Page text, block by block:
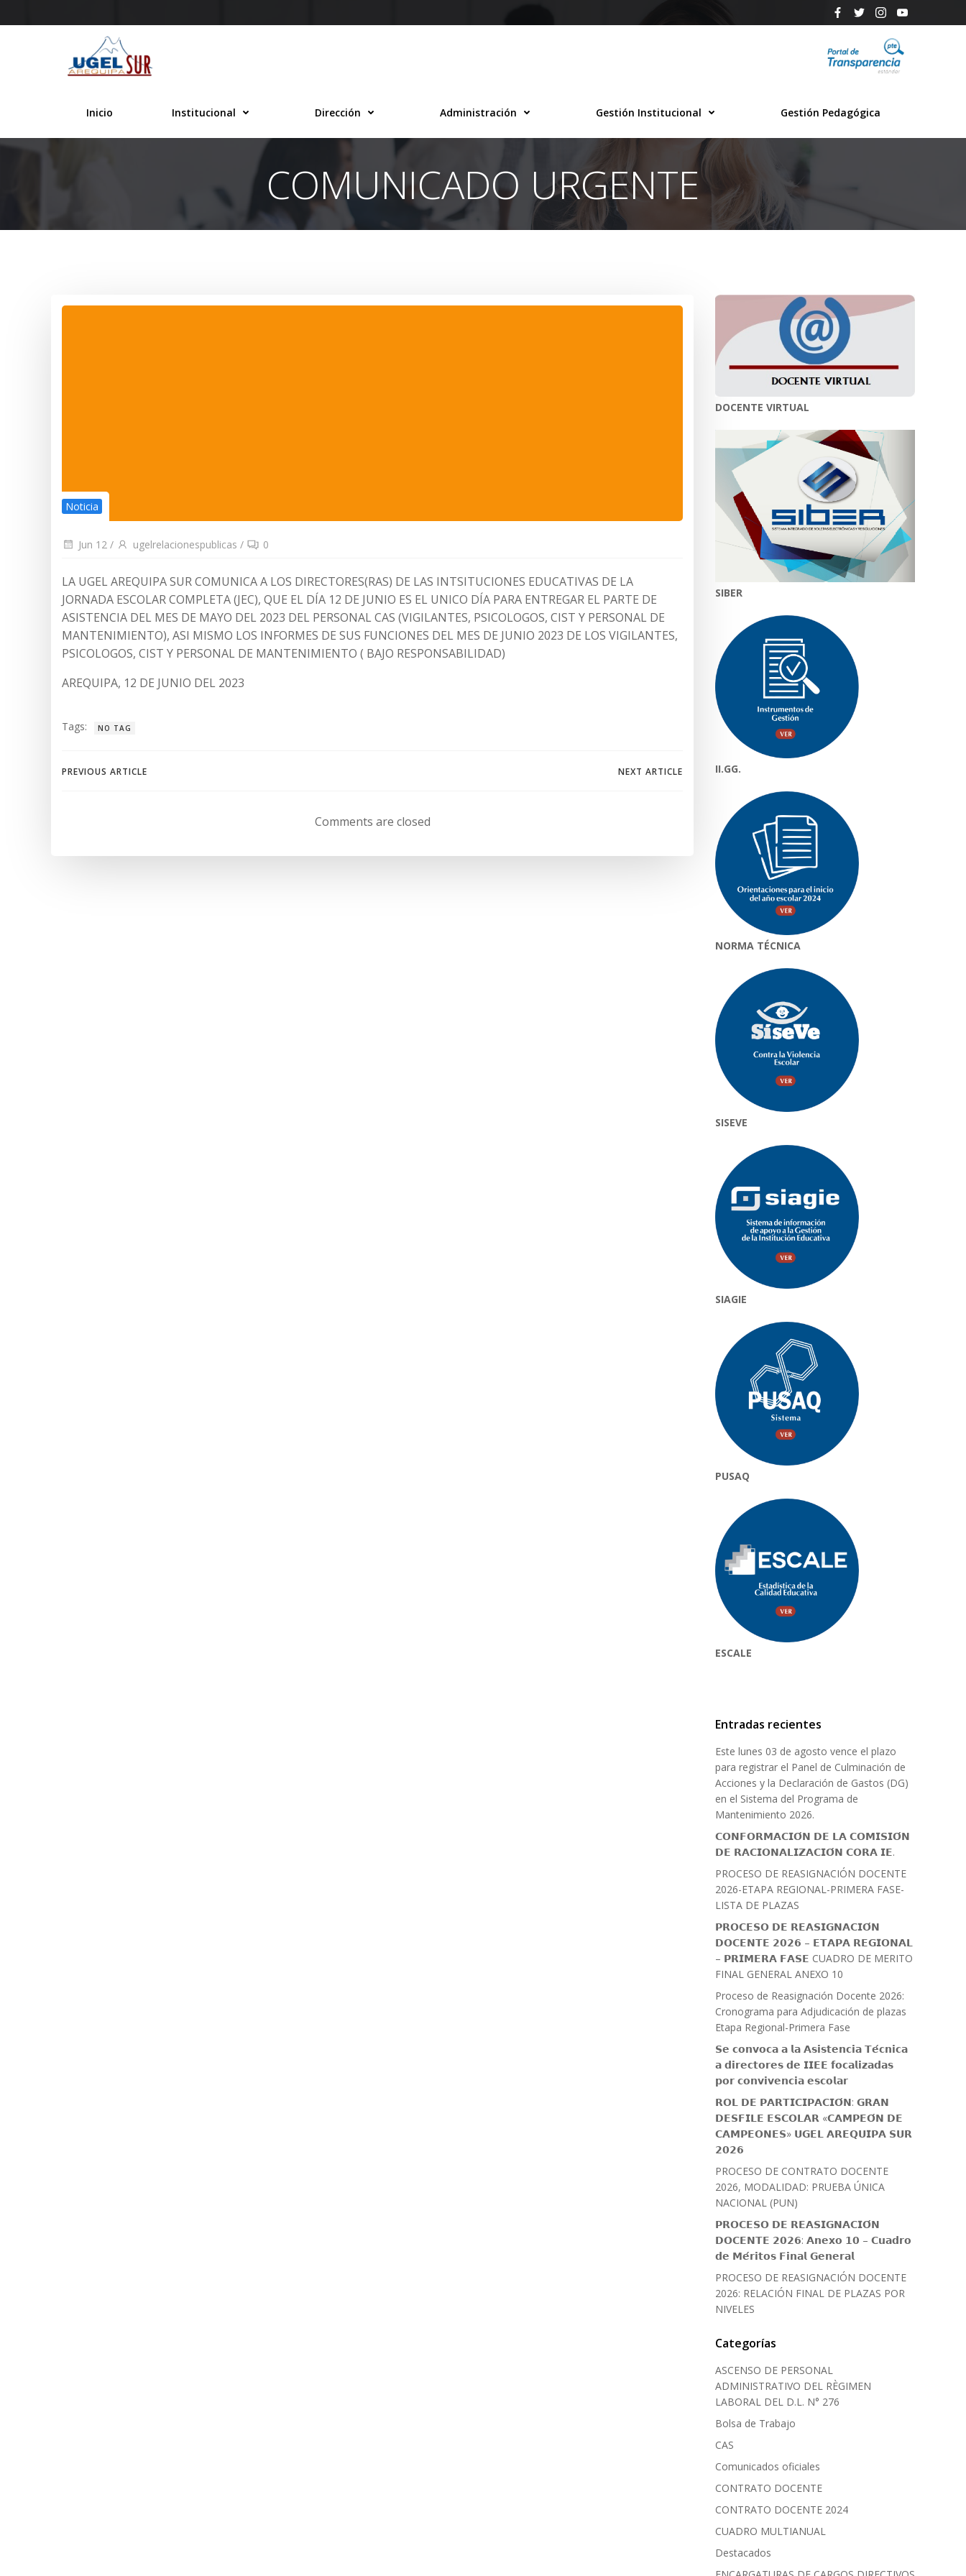
al
Inicio Institucional Dirección Administración Gestión Institucional Gestión Pedagógica
COMUNICADO URGENTE
Noticia
Jun 12 / ugelrelacionespublicas / 0
LA UGEL AREQUIPA SUR COMUNICA A LOS DIRECTORES(RAS) DE LAS INTSITUCIONES EDUCATIVAS DE LA
JORNADA ESCOLAR COMPLETA (JEC), QUE EL DÍA 12 DE JUNIO ES EL UNICO DÍA PARA ENTREGAR EL PARTE DE
ASISTENCIA DEL MES DE MAYO DEL 2023 DEL PERSONAL CAS (VIGILANTES, PSICOLOGOS, CIST Y PERSONAL DE
MANTENIMIENTO), ASI MISMO LOS INFORMES DE SUS FUNCIONES DEL MES DE JUNIO 2023 DE LOS VIGILANTES,
PSICOLOGOS, CIST Y PERSONAL DE MANTENIMIENTO ( BAJO RESPONSABILIDAD)
AREQUIPA, 12 DE JUNIO DEL 2023
Tags: NO TAG
Navegación
entradas
PREVIOUS ARTICLE
de
entradas
NEXT ARTICLE
Comments are closed
DOCENTE VIRTUAL
SIBER
II.GG.
NORMA TÉCNICA
SISEVE
SIAGIE
PUSAQ
ESCALE
Entradas recientes
Este lunes 03 de agosto vence el plazo
para registrar el Panel de Culminación de
Acciones y la Declaración de Gastos (DG)
en el Sistema del Programa de
Mantenimiento 2026.
𝗖𝗢𝗡𝗙𝗢𝗥𝗠𝗔𝗖𝗜𝗢́𝗡 𝗗𝗘 𝗟𝗔 𝗖𝗢𝗠𝗜𝗦𝗜𝗢́𝗡
𝗗𝗘 𝗥𝗔𝗖𝗜𝗢𝗡𝗔𝗟𝗜𝗭𝗔𝗖𝗜𝗢́𝗡 𝗖𝗢𝗥𝗔 𝗜𝗘.
PROCESO DE REASIGNACIÓN DOCENTE
2026-ETAPA REGIONAL-PRIMERA FASE-
LISTA DE PLAZAS
𝗣𝗥𝗢𝗖𝗘𝗦𝗢 𝗗𝗘 𝗥𝗘𝗔𝗦𝗜𝗚𝗡𝗔𝗖𝗜𝗢́𝗡
𝗗𝗢𝗖𝗘𝗡𝗧𝗘 𝟮𝟬𝟮𝟲 – 𝗘𝗧𝗔𝗣𝗔 𝗥𝗘𝗚𝗜𝗢𝗡𝗔𝗟
– 𝗣𝗥𝗜𝗠𝗘𝗥𝗔 𝗙𝗔𝗦𝗘 CUADRO DE MERITO
FINAL GENERAL ANEXO 10
Proceso de Reasignación Docente 2026:
Cronograma para Adjudicación de plazas
Etapa Regional-Primera Fase
𝗦𝗲 𝗰𝗼𝗻𝘃𝗼𝗰𝗮 𝗮 𝗹𝗮 𝗔𝘀𝗶𝘀𝘁𝗲𝗻𝗰𝗶𝗮 𝗧𝗲́𝗰𝗻𝗶𝗰𝗮
𝗮 𝗱𝗶𝗿𝗲𝗰𝘁𝗼𝗿𝗲𝘀 𝗱𝗲 𝗜𝗜𝗘𝗘 𝗳𝗼𝗰𝗮𝗹𝗶𝘇𝗮𝗱𝗮𝘀
𝗽𝗼𝗿 𝗰𝗼𝗻𝘃𝗶𝘃𝗲𝗻𝗰𝗶𝗮 𝗲𝘀𝗰𝗼𝗹𝗮𝗿
𝗥𝗢𝗟 𝗗𝗘 𝗣𝗔𝗥𝗧𝗜𝗖𝗜𝗣𝗔𝗖𝗜𝗢́𝗡: 𝗚𝗥𝗔𝗡
𝗗𝗘𝗦𝗙𝗜𝗟𝗘 𝗘𝗦𝗖𝗢𝗟𝗔𝗥 «𝗖𝗔𝗠𝗣𝗘𝗢́𝗡 𝗗𝗘
𝗖𝗔𝗠𝗣𝗘𝗢𝗡𝗘𝗦» 𝗨𝗚𝗘𝗟 𝗔𝗥𝗘𝗤𝗨𝗜𝗣𝗔 𝗦𝗨𝗥
𝟮𝟬𝟮𝟲
PROCESO DE CONTRATO DOCENTE
2026, MODALIDAD: PRUEBA ÚNICA
NACIONAL (PUN)
𝗣𝗥𝗢𝗖𝗘𝗦𝗢 𝗗𝗘 𝗥𝗘𝗔𝗦𝗜𝗚𝗡𝗔𝗖𝗜𝗢́𝗡
𝗗𝗢𝗖𝗘𝗡𝗧𝗘 𝟮𝟬𝟮𝟲: 𝗔𝗻𝗲𝘅𝗼 𝟭𝟬 – 𝗖𝘂𝗮𝗱𝗿𝗼
𝗱𝗲 𝗠𝗲́𝗿𝗶𝘁𝗼𝘀 𝗙𝗶𝗻𝗮𝗹 𝗚𝗲𝗻𝗲𝗿𝗮𝗹
PROCESO DE REASIGNACIÓN DOCENTE
2026: RELACIÓN FINAL DE PLAZAS POR
NIVELES
Categorías
ASCENSO DE PERSONAL
ADMINISTRATIVO DEL RÈGIMEN
LABORAL DEL D.L. N° 276
Bolsa de Trabajo
CAS
Comunicados oficiales
CONTRATO DOCENTE
CONTRATO DOCENTE 2024
CUADRO MULTIANUAL
Destacados